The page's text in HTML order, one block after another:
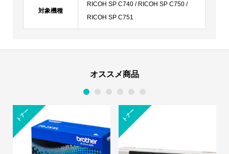
対象機種
RICOH SP C740 / RICOH SP C750 /
RICOH SP C751
オススメ商品
トナー トナー
1 2 3 4 5 6